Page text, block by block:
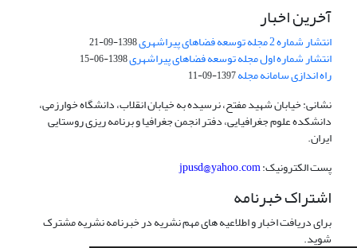
آخرین اخبار
انتشار شماره 2 مجله توسعه فضاهای پیراشهری 1398-09-21
انتشار شماره اول مجله توسعه فضاهای پیراشهری1398-06-15
راه اندازی سامانه مجله1397-09-11
نشانی: خیابان شهید مفتح، نرسیده به خیابان انقلاب، دانشگاه خوارزمی،
دانشکده علوم جغرافیایی، دفتر انجمن جغرافیا و برنامه ریزی روستایی
ایران.
پست الکترونیک:jpusd@yahoo.com
اشتراک خبرنامه
برای دریافت اخبار و اطلاعیه های مهم نشریه در خبرنامه نشریه مشترک
شوید.